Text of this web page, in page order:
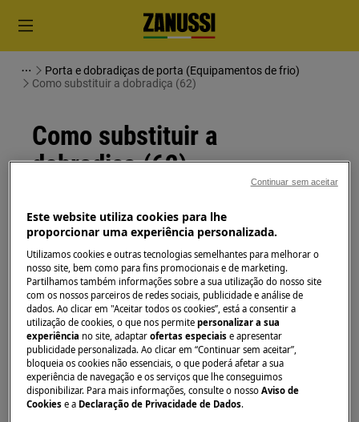
Porta e dobradiças de porta (Equipamentos de frio)
Como substituir a dobradiça (62)
Como substituir a
dobradiça (62)
Solução
Antes de qualquer operação de manutenção,
desligue o aparelho e retire a ficha da tomada.
Sempre tome cuidado ao mover os aparelhos, para
os aparelhos pesados são necessárias duas pessoas
para movê-los.
Sempre use luvas de segurança e calçados fechados.
Observe que o reparo automático ou não
profissional pode ter consequências de segurança se
Este website utiliza cookies para lhe
proporcionar uma experiência personalizada.
Utilizamos cookies e outras tecnologias semelhantes para melhorar o
nosso site, bem como para fins promocionais e de marketing.
Partilhamos também informações sobre a sua utilização do nosso site
com os nossos parceiros de redes sociais, publicidade e análise de
dados. Ao clicar em "Aceitar todos os cookies”, está a consentir a
utilização de cookies, o que nos permitepersonalizar a sua
experiência no site, adaptarofertas especiaise apresentar
publicidade personalizada. Ao clicar em “Continuar sem aceitar”,
bloqueia os cookies não essenciais, o que poderá afetar a sua
experiência de navegação e os serviços que lhe conseguimos
disponibilizar. Para mais informações, consulte o nossoAviso de
Cookies e a Declaração de Privacidade de Dados.
Continuar sem aceitar